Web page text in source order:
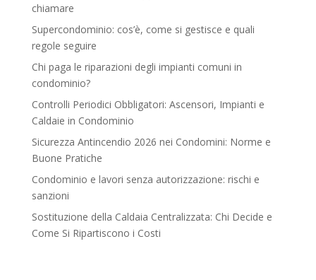
chiamare
Supercondominio: cos’è, come si gestisce e quali
regole seguire
Chi paga le riparazioni degli impianti comuni in
condominio?
Controlli Periodici Obbligatori: Ascensori, Impianti e
Caldaie in Condominio
Sicurezza Antincendio 2026 nei Condomini: Norme e
Buone Pratiche
Condominio e lavori senza autorizzazione: rischi e
sanzioni
Sostituzione della Caldaia Centralizzata: Chi Decide e
Come Si Ripartiscono i Costi